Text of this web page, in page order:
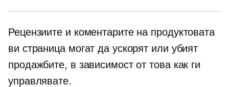
Рецензиите и коментарите на продуктовата
ви страница могат да ускорят или убият
продажбите, в зависимост от това как ги
управлявате.